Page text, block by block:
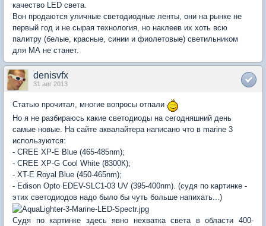
качество LED света.
Вон продаются уличные светодиодные ленты, они на рынке не
первый год и не сырая технология, но наклеев их хоть всю
палитру (белые, красные, синии и фиолетовые) светильником
для МА не станет.
denisvfx
31 авг 2013
Статью прочитал, многие вопросы отпали
Но я не разбираюсь какие светодиоды на сегодняшний день
самые новые. На сайте аквалайтера написано что в marine 3
используются:
- CREE XP-E Blue (465-485nm);
- CREE XP-G Cool White (8300К);
- XT-E Royal Blue (450-465nm);
- Edison Opto EDEV-SLC1-03 UV (395-400nm). (судя по картинке -
этих светодиодов надо было бы чуть больше напихать...)
Судя по картинке здесь явно нехватка света в области 400-